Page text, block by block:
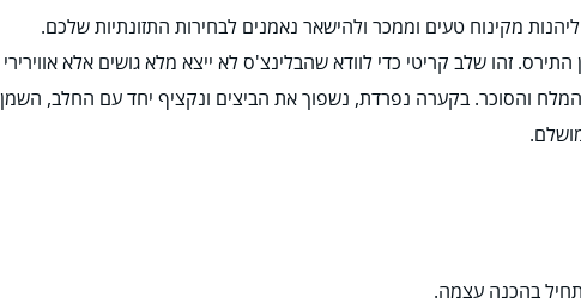
מקינוח טעים וממכר ולהישאר נאמנים לבחירות התזונתיות שלכם.
זהו שלב קריטי כדי לוודא שהבלינצ'ס לא ייצא מלא גושים אלא אווירירי
והסוכר. בקערה נפרדת, נשפוך את הביצים ונקציף יחד עם החלב, השמן
בהכנה עצמה.